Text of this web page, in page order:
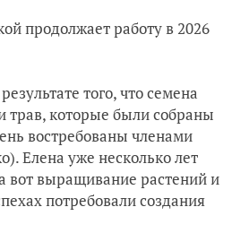
продолжает работу в 2026
того, что семена
трав, которые были собраны
востребованы членами
Елена уже несколько лет
вот выращивание растений и
потребовали создания